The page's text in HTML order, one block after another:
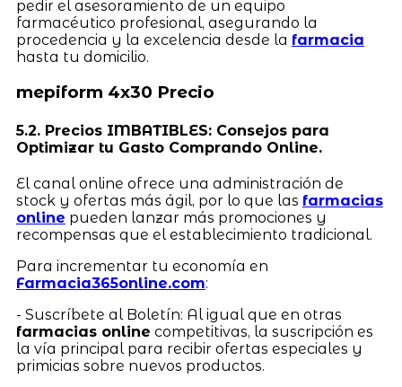
pedir el asesoramiento de un equipo
farmacéutico profesional, asegurando la
procedencia y la excelencia desde la farmacia
hasta tu domicilio.
mepiform 4x30 Precio
5.2. Precios IMBATIBLES: Consejos para
Optimizar tu Gasto Comprando Online.
El canal online ofrece una administración de
stock y ofertas más ágil, por lo que las farmacias
online pueden lanzar más promociones y
recompensas que el establecimiento tradicional.
Para incrementar tu economía en
Farmacia365online.com:
- Suscríbete al Boletín: Al igual que en otras
farmacias online competitivas, la suscripción es
la vía principal para recibir ofertas especiales y
primicias sobre nuevos productos.